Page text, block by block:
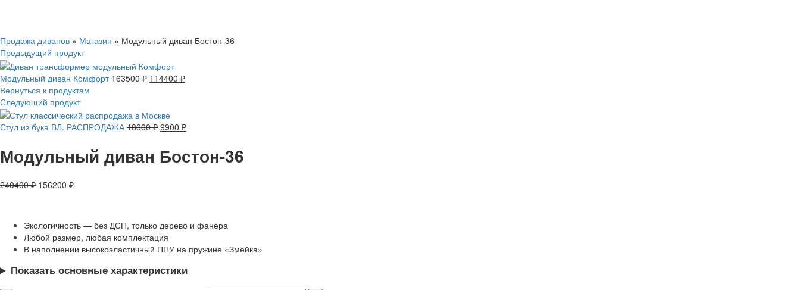
Продажа диванов » Магазин » Модульный диван Бостон-36
Предыдущий продукт
Модульный диван Комфорт163500₽ 114400 ₽
Вернуться к продуктам
Следующий продукт
Стул из бука ВЛ. РАСПРОДАЖА 18000₽ 9900 ₽
Модульный диван Бостон-36
240400₽ 156200 ₽
Экологичность — без ДСП, только дерево и фанера
Любой размер, любая комплектация
В наполнении высокоэластичный ППУ на пружине «Змейка»
Показать основные характеристики